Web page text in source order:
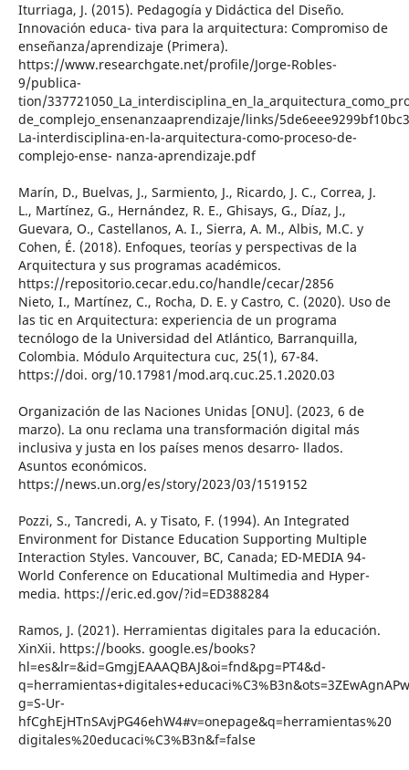
Iturriaga, J. (2015). Pedagogía y Didáctica del Diseño.
Innovación educa- tiva para la arquitectura: Compromiso de
enseñanza/aprendizaje (Primera).
https://www.researchgate.net/profile/Jorge-Robles-
9/publica-
tion/
de_complejo_ensenanzaaprendizaje/links/
La-interdisciplina-en-la-arquitectura-como-proceso-de-
complejo-ense- nanza-aprendizaje.pdf
Marín, D., Buelvas, J., Sarmiento, J., Ricardo, J. C., Correa, J.
L., Martínez, G., Hernández, R. E., Ghisays, G., Díaz, J.,
Guevara, O., Castellanos, A. I., Sierra, A. M., Albis, M.C. y
Cohen, É. (2018). Enfoques, teorías y perspectivas de la
Arquitectura y sus programas académicos.
https://repositorio.cecar.edu.co/handle/cecar/2856
Nieto, I., Martínez, C., Rocha, D. E. y Castro, C. (2020). Uso de
las tic en Arquitectura: experiencia de un programa
tecnólogo de la Universidad del Atlántico, Barranquilla,
Colombia. Módulo Arquitectura cuc, 25(1), 67-84.
https://doi. org/10.17981/mod.arq.cuc.25.1.2020.03
Organización de las Naciones Unidas [ONU]. (2023, 6 de
marzo). La onu reclama una transformación digital más
inclusiva y justa en los países menos desarro- llados.
Asuntos económicos.
https://news.un.org/es/story/2023/03/1519152
Pozzi, S., Tancredi, A. y Tisato, F. (1994). An Integrated
Environment for Distance Education Supporting Multiple
Interaction Styles. Vancouver, BC, Canada; ED-MEDIA 94-
World Conference on Educational Multimedia and Hyper-
media. https://eric.ed.gov/?id=ED388284
Ramos, J. (2021). Herramientas digitales para la educación.
XinXii. https://books. google.es/books?
hl=es&lr=&id=GmgjEAAAQBAJ&oi=fnd&pg=PT4&d-
g=S-Ur-
hfCghEjHTnSAvjPG46ehW4#v=onepage&q=herramientas%20
digitales%20educaci%C3%B3n&f=false